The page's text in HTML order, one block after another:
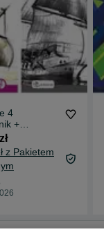
4
+
DRACO
z Pakietem